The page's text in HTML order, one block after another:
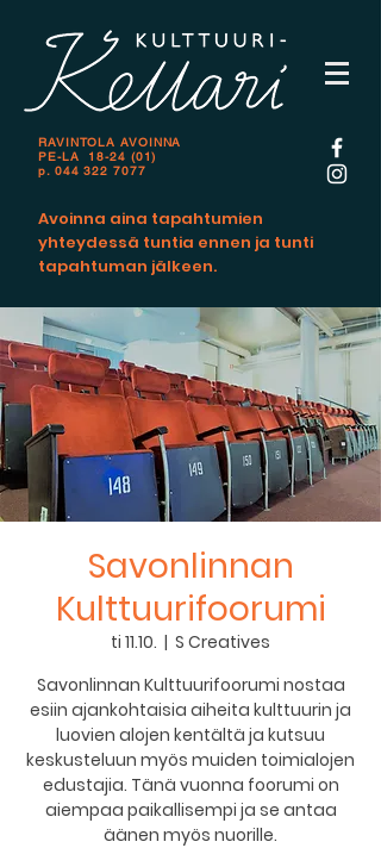
RAVINTOLA AVOINNA
PE-LA 18-24 (01)
p. 044 322 7077
Avoinna aina tapahtumien
yhteydessä tuntia ennen ja tunti
tapahtuman jälkeen.
Savonlinnan
Kulttuurifoorumi
ti 11.10.
  |
S Creatives
Savonlinnan Kulttuurifoorumi nostaa
esiin ajankohtaisia aiheita kulttuurin ja
luovien alojen kentältä ja kutsuu
keskusteluun myös muiden toimialojen
edustajia. Tänä vuonna foorumi on
aiempaa paikallisempi ja se antaa
äänen myös nuorille.